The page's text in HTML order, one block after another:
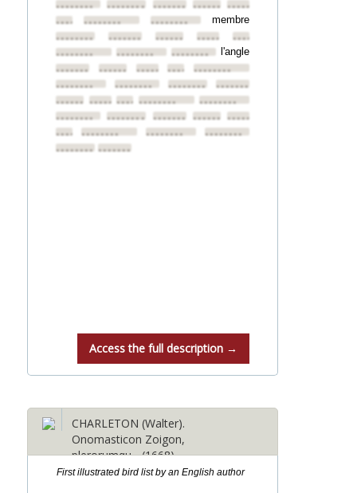
•••••••• •••••••• •••••••• ••••••••••••••••
•••••••••••••••• ••••••••
membre
••••••••
•••••••• •••••••• ••••••••••••••••
••••••••
•••••••• ••••••••
l'angle
••••••••
••••••••••••••••••••••••••••••••
••••••••
•••••••• ••••••••
••••••••
••••••••••••••••••••••••••••••••
••••••••
••••••••
•••••••• •••••••• ••••••••••••••••
•••••••••••••••• ••••••••
••••••••
•••••••• ••••••••
Access the full description →
CHARLETON (Walter).
Onomasticon Zoigon,
plerorumqu... (1668)
First illustrated bird list by an English author